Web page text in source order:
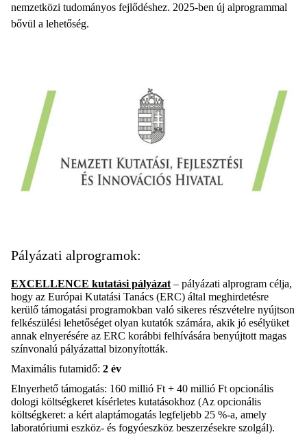
nemzetközi tudományos fejlődéshez. 2025-ben új alprogrammal
bővül a lehetőség.
Pályázati alprogramok:
EXCELLENCE kutatási pályázat – pályázati alprogram célja,
hogy az Európai Kutatási Tanács (ERC) által meghirdetésre
kerülő támogatási programokban való sikeres részvételre nyújtson
felkészülési lehetőséget olyan kutatók számára, akik jó esélyüket
annak elnyerésére az ERC korábbi felhívására benyújtott magas
színvonalú pályázattal bizonyították.
Maximális futamidő: 2 év
Elnyerhető támogatás: 160 millió Ft + 40 millió Ft opcionális
dologi költségkeret kísérletes kutatásokhoz (Az opcionális
költségkeret: a kért alaptámogatás legfeljebb 25 %-a, amely
laboratóriumi eszköz- és fogyóeszköz beszerzésekre szolgál).